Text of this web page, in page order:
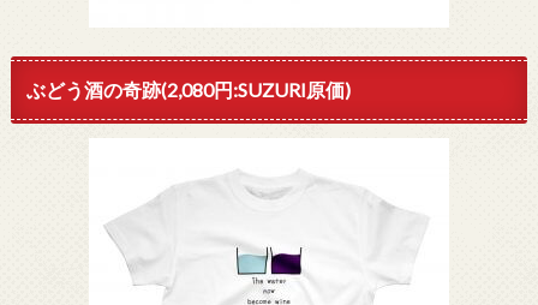
ぶどう酒の奇跡(2,080円:SUZURI原価)